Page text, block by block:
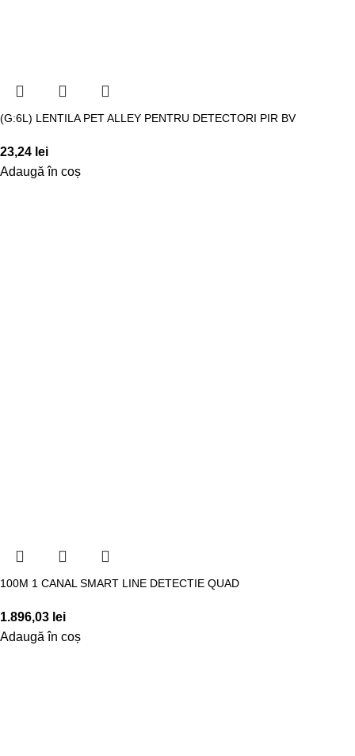
(G:6L) LENTILA PET ALLEY PENTRU DETECTORI PIR BV
23,24 lei
Adaugă în coș
100M 1 CANAL SMART LINE DETECTIE QUAD
1.896,03 lei
Adaugă în coș